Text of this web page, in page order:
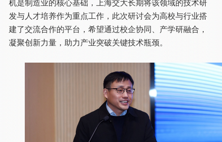
机是制造业的核心基础，上海交大长期将该领域的技术研
发与人才培养作为重点工作，此次研讨会为高校与行业搭
建了交流合作的平台，希望通过校企协同、产学研融合，
凝聚创新力量，助力产业突破关键技术瓶颈。